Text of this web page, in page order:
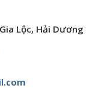
Lộc, Hải Dương